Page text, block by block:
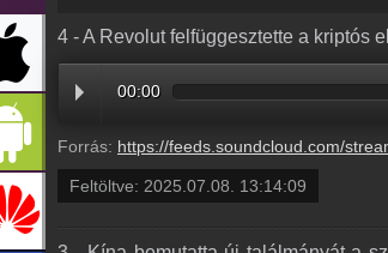
4 - A Revolut felfüggesztette a kriptós
00:00
Forrás: https://feeds.soundcloud.com/stream/2126492259-radio1hungary-4-a-revolut-felfuggesztette-a-kriptos-eladasok-es-kiutalasok-lehetoseget-
Feltöltve: 2025.07.08. 13:14:09